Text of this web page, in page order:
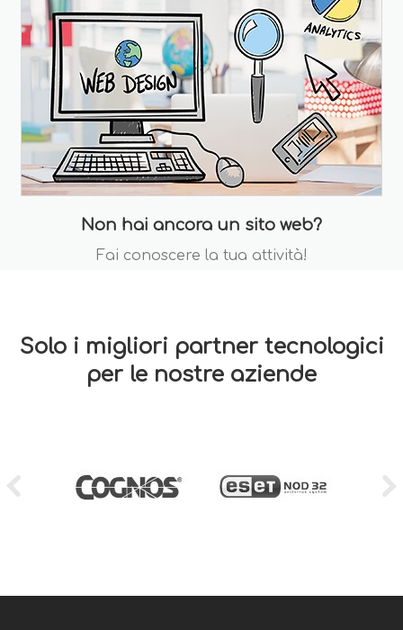
Non hai ancora un sito web?
Fai conoscere la tua attività!
Solo i migliori partner tecnologici
per le nostre aziende